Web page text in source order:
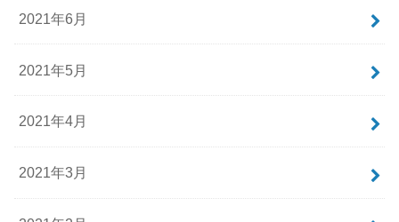
2021年6月
2021年5月
2021年4月
2021年3月